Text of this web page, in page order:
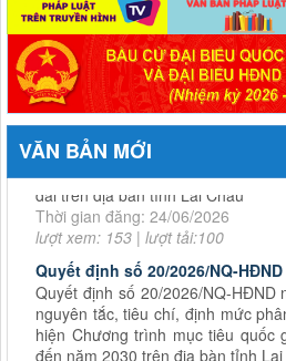
VĂN BẢN MỚI
Quyết định số 44/2026/QĐ-UBND
ngày 17/6/2026 Quy định trình tự,
đai trên địa bàn tỉnh Lai Châu
Thời gian đăng: 24/06/2026
lượt xem: 153 | lượt tải:100
Quyết định số 20/2026/NQ-HĐND
Quyết định số 20/2026/NQ-HĐND
nguyên tắc, tiêu chí, định mức
hiện Chương trình mục tiêu quốc
đến năm 2030 trên địa bàn tỉnh
Thời gian đăng: 29/06/2026
lượt xem: 99 | lượt tải:61